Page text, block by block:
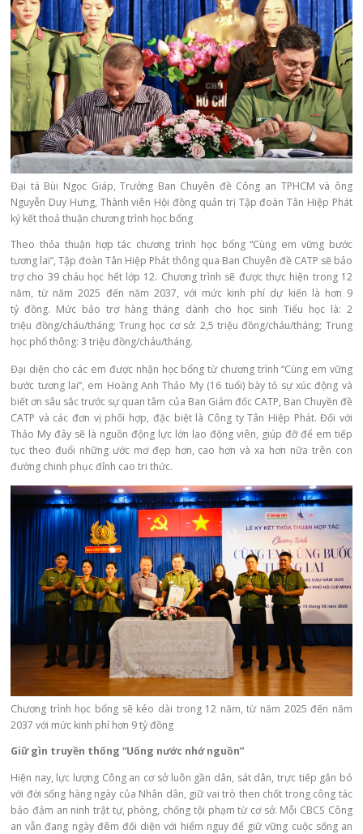
Đại tá Bùi Ngọc Giáp, Trưởng Ban Chuyên đề Công an TPHCM và ông
Nguyễn Duy Hưng, Thành viên Hội đồng quản trị Tập đoàn Tân Hiệp Phát
ký kết thoả thuận chương trình học bổng
Theo thỏa thuận hợp tác chương trình học bổng “Cùng em vững bước
tương lai”, Tập đoàn Tân Hiệp Phát thông qua Ban Chuyên đề CATP sẽ bảo
trợ cho 39 cháu học hết lớp 12. Chương trình sẽ được thực hiện trong 12
năm, từ năm 2025 đến năm 2037, với mức kinh phí dự kiến là hơn 9
tỷ đồng. Mức bảo trợ hàng tháng dành cho học sinh Tiểu học là: 2
triệu đồng/cháu/tháng; Trung học cơ sở: 2,5 triệu đồng/cháu/tháng; Trung
học phổ thông: 3 triệu đồng/cháu/tháng.
Đại diện cho các em được nhận học bổng từ chương trình “Cùng em vững
bước tương lai”, em Hoàng Anh Thảo My (16 tuổi) bày tỏ sự xúc động và
biết ơn sâu sắc trước sự quan tâm của Ban Giám đốc CATP, Ban Chuyền đề
CATP và các đơn vị phối hợp, đặc biệt là Công ty Tân Hiệp Phát. Đối với
Thảo My đây sẽ là nguồn động lực lớn lao động viên, giúp đỡ để em tiếp
tục theo đuổi những ước mơ đẹp hơn, cao hơn và xa hơn nữa trên con
đường chinh phục đỉnh cao tri thức.
Chương trình học bổng sẽ kéo dài trong 12 năm, từ năm 2025 đến năm
2037 với mức kinh phí hơn 9 tỷ đồng
Giữ gìn truyền thống “Uống nước nhớ nguồn”
Hiện nay, lực lượng Công an cơ sở luôn gần dân, sát dân, trực tiếp gắn bó
với đời sống hàng ngày của Nhân dân, giữ vai trò then chốt trong công tác
bảo đảm an ninh trật tự, phòng, chống tội phạm từ cơ sở. Mỗi CBCS Công
an vẫn đang ngày đêm đối diện với hiểm nguy để giữ vững cuộc sống an